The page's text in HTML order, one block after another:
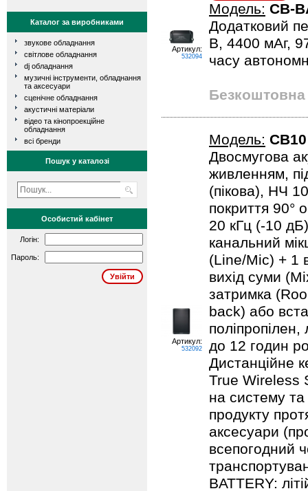
Каталог за виробниками
звукове обладнання
світлове обладнання
dj обладнання
музичні інструменти, обладнання
та аксесуари
сценічне обладнання
акустичні матеріали
відео та кінопроекційне
обладнання
всі бренди
Пошук у каталозі
Особистий кабінет
Логін:
Пароль:
Артикул:
532094
Модель: CB-
Додатковий
В, 4400 мАг,
часу
Безкоштовна
Артикул:
532092
Модель: CB10
Двосмугова
живленням,
(пікова), НЧ
покриття 90°
20 кГц (-10
канальний
(Line/Mic) + 1
вихід суми
затримка
back) або
до 12 годин
Дистанційне
True Wireless
на систему та
продукту
аксесуари
всепогодний
BATTERY: